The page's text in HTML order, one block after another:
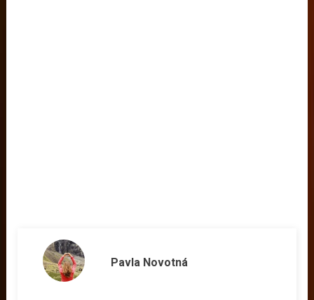
Pavla Novotná